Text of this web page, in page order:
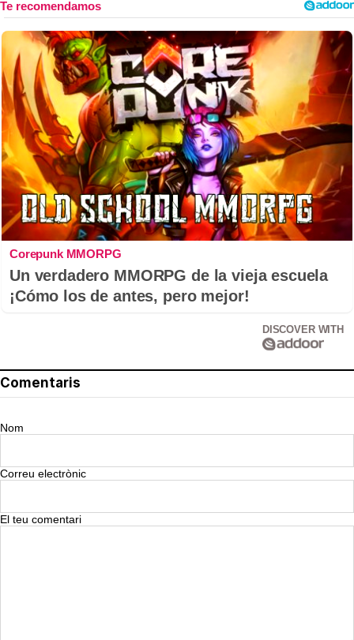
Corepunk MMORPG
Un verdadero MMORPG de la vieja escuela
¡Cómo los de antes, pero mejor!
DISCOVER WITH
Comentaris
Nom
Correu electrònic
El teu comentari